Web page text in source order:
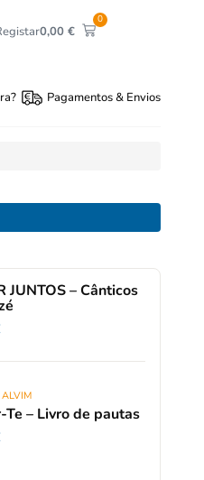
0,00€
0
Pagamentos & Envios
JUNTOS – Cânticos
ALVIM
Te – Livro de pautas